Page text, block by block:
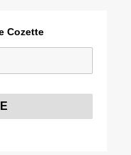
Cozette